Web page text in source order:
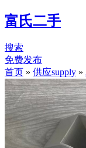
富氏二手
搜索
免费发布
首页 » 供应supply »